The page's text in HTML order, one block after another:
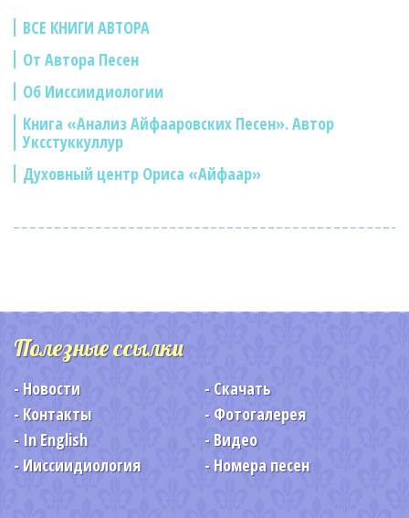
ВСЕ КНИГИ АВТОРА
От Автора Песен
Об Ииссиидиологии
Книга «Анализ Айфааровских Песен». Автор
Уксстуккуллур
Духовный центр Ориса «Айфаар»
Полезные ссылки
Новости
Скачать
Контакты
Фотогалерея
In English
Видео
Ииссиидиология
Номера песен